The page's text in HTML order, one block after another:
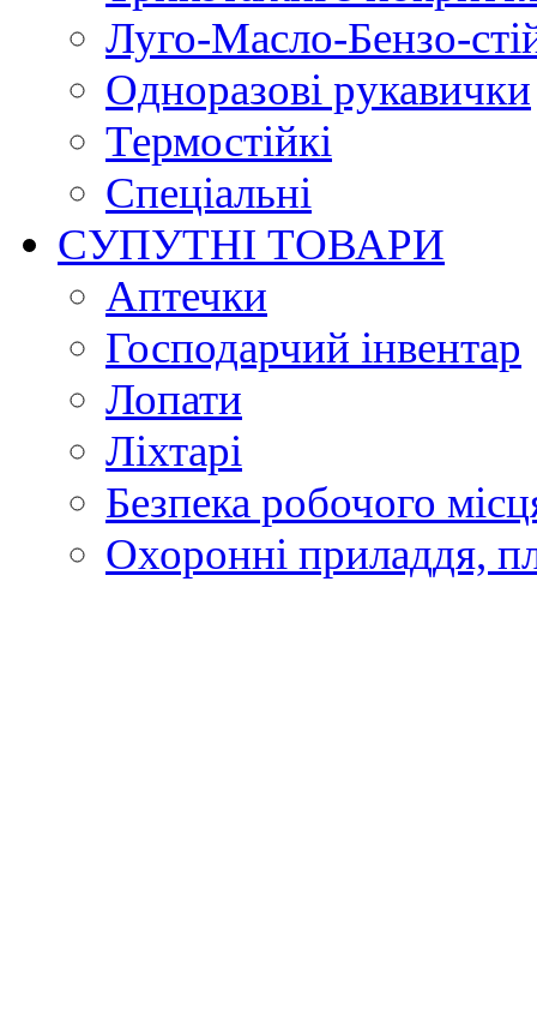
Луго-Масло-Бензо-
Одноразові рукавички
Термостійкі
Спеціальні
СУПУТНІ ТОВАРИ
Аптечки
Господарчий інвентар
Лопати
Ліхтарі
Безпека робочого
Охоронні приладдя,